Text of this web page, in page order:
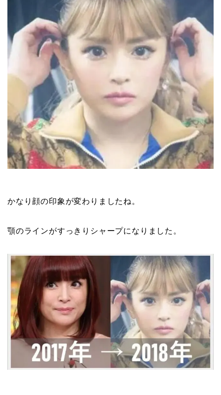
かなり顔の印象が変わりましたね。
顎のラインがすっきりシャープになりました。